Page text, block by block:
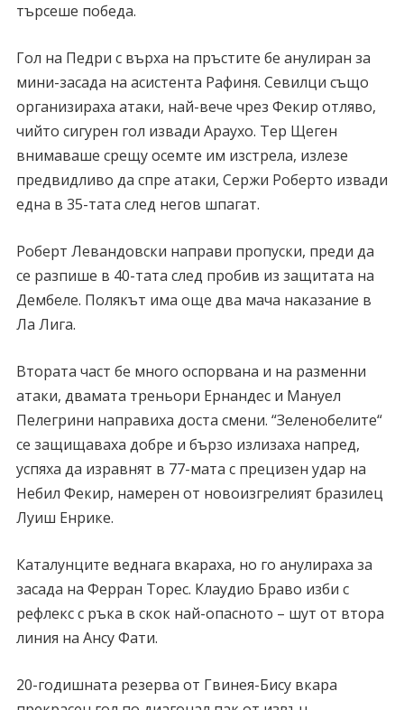
търсеше победа.
Гол на Педри с върха на пръстите бе анулиран за
мини-засада на асистента Рафиня. Севилци също
организираха атаки, най-вече чрез Фекир отляво,
чийто сигурен гол извади Араухо. Тер Щеген
внимаваше срещу осемте им изстрела, излезе
предвидливо да спре атаки, Сержи Роберто извади
една в 35-тата след негов шпагат.
Роберт Левандовски направи пропуски, преди да
се разпише в 40-тата след пробив из защитата на
Дембеле. Полякът има още два мача наказание в
Ла Лига.
Втората част бе много оспорвана и на разменни
атаки, двамата треньори Ернандес и Мануел
Пелегрини направиха доста смени. “Зеленобелите“
се защищаваха добре и бързо излизаха напред,
успяха да изравнят в 77-мата с прецизен удар на
Небил Фекир, намерен от новоизгрелият бразилец
Луиш Енрике.
Каталунците веднага вкараха, но го анулираха за
засада на Ферран Торес. Клаудио Браво изби с
рефлекс с ръка в скок най-опасното – шут от втора
линия на Ансу Фати.
20-годишната резерва от Гвинея-Бису вкара